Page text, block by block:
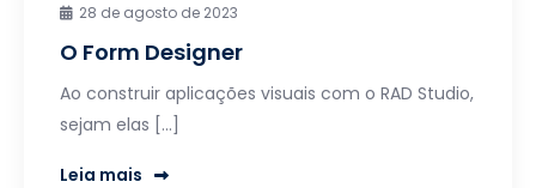
28 de agosto de 2023
O Form Designer
Ao construir aplicações visuais com o RAD Studio,
sejam elas […]
Leia mais